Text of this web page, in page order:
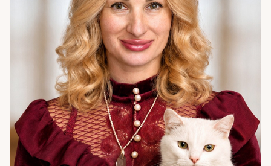
техники — они направлены на гармонизацию и
формирование устойчивой, долгосрочной линии
развития. 35 лет практики — это тысячи ситуаций. Я не
угадываю и не утешаю. Я показываю картину такой, какая
она есть на самом деле, и помогаю найти в ней точку, где
можно что-то изменить.